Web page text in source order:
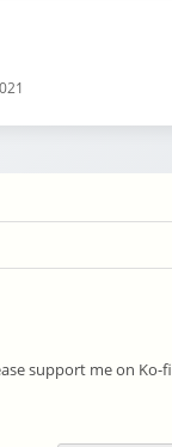
support me on Ko-fi